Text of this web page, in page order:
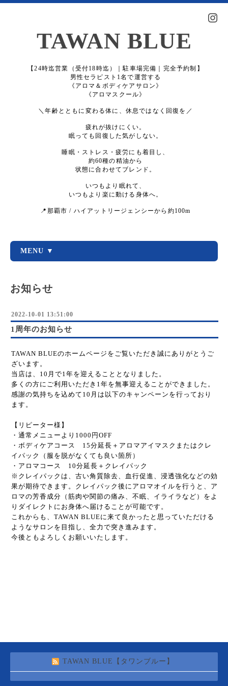
TAWAN BLUE
【24時迄営業（受付18時迄）｜駐車場完備｜完全予約制】
男性セラピスト1名で運営する
《アロマ＆ボディケアサロン》
《アロマスクール》
＼年齢とともに変わる体に、休息ではなく回復を／
疲れが抜けにくい。
眠っても回復した気がしない。
睡眠・ストレス・疲労にも着目し、
約60種の精油から
状態に合わせてブレンド。
いつもより眠れて、
いつもより楽に動ける身体へ。
📍那覇市 / ハイアットリージェンシーから約100m
MENU ▼
お知らせ
2022-10-01 13:51:00
1周年のお知らせ
TAWAN BLUEのホームページをご覧いただき誠にありがとうご
ざいます。
当店は、10月で1年を迎えることとなりました。
多くの方にご利用いただき1年を無事迎えることができました。
感謝の気持ちを込めて10月は以下のキャンペーンを行っており
ます。
【リピーター様】
・通常メニューより1000円OFF
・ボディケアコース 15分延長＋アロマアイマスクまたはクレ
イパック（服を脱がなくても良い箇所）
・アロマコース 10分延長＋クレイパック
※クレイパックは、古い角質除去、血行促進、浸透強化などの効
果が期待できます。クレイパック後にアロマオイルを行うと、ア
ロマの芳香成分（筋肉や関節の痛み、不眠、イライラなど）をよ
りダイレクトにお身体へ届けることが可能です。
これからも、TAWAN BLUEに来て良かったと思っていただける
ようなサロンを目指し、全力で突き進みます。
今後ともよろしくお願いいたします。
TAWAN BLUE【タワンブルー】